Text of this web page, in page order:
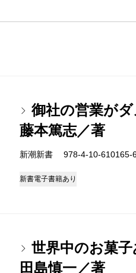
御社の営業が
藤本篤志／著
新潮新書 978-4-10-
新書電子書籍あり
世界中のお菓
田島慎一／著